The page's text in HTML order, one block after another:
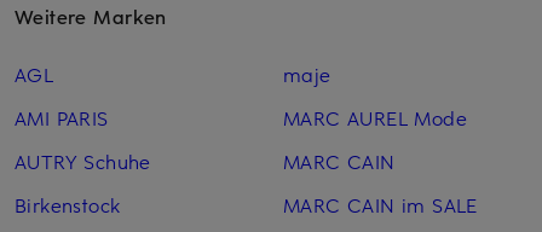
Weitere Marken
AGL
AMI PARIS
AUTRY Schuhe
Birkenstock
maje
MARC AUREL Mode
MARC CAIN
MARC CAIN im SALE